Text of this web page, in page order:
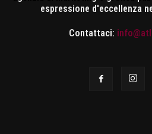
espressione d'eccellenza
Contattaci: